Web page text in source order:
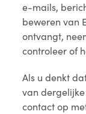
e-mails,
beweren van
ontvangt,
controleer of
Als u denkt
van
contact op